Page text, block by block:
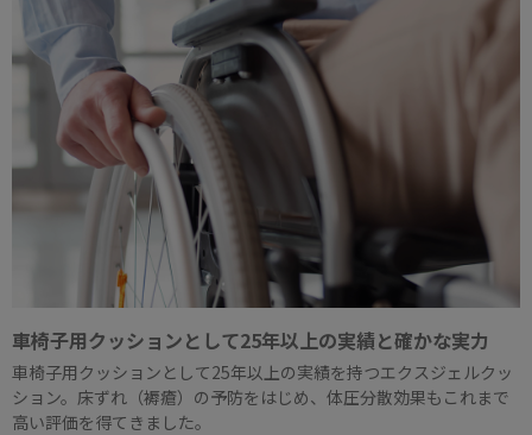
車椅子用クッションとして25年以上の実績と確かな実力
車椅子用クッションとして25年以上の実績を持つエクスジェルクッ
ション。床ずれ（褥瘡）の予防をはじめ、体圧分散効果もこれまで
高い評価を得てきました。